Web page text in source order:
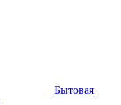
Бытовая